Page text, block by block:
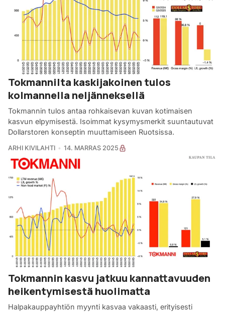
Tokmannilta kaskijakoinen tulos
kolmannella neljänneksellä
Tokmannin tulos antaa rohkaisevan kuvan kotimaisen
kasvun elpymisestä. Isoimmat kysymysmerkit suuntautuvat
Dollarstoren konseptin muuttamiseen Ruotsissa.
ARHI KIVILAHTI 14. MARRAS 2025
Tokmannin kasvu jatkuu kannattavuuden
heikentymisestä huolimatta
Halpakauppayhtiön myynti kasvaa vakaasti, erityisesti